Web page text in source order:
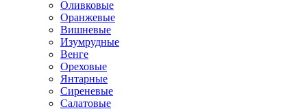
Оливковые
Оранжевые
Вишневые
Изумрудные
Венге
Ореховые
Янтарные
Сиреневые
Салатовые